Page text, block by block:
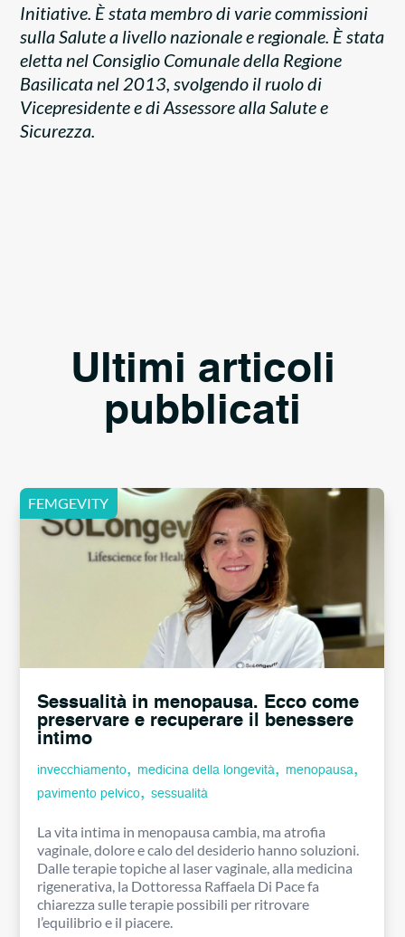
Initiative. È stata membro di varie commissioni
sulla Salute a livello nazionale e regionale. È stata
eletta nel Consiglio Comunale della Regione
Basilicata nel 2013, svolgendo il ruolo di
Vicepresidente e di Assessore alla Salute e
Sicurezza.
Ultimi articoli
pubblicati
Sessualità in menopausa. Ecco come
preservare e recuperare il benessere
intimo
invecchiamento, medicina della longevità, menopausa,
pavimento pelvico,sessualità
La vita intima in menopausa cambia, ma atrofia
vaginale, dolore e calo del desiderio hanno soluzioni.
Dalle terapie topiche al laser vaginale, alla medicina
rigenerativa, la Dottoressa Raffaela Di Pace fa
chiarezza sulle terapie possibili per ritrovare
l’equilibrio e il piacere.